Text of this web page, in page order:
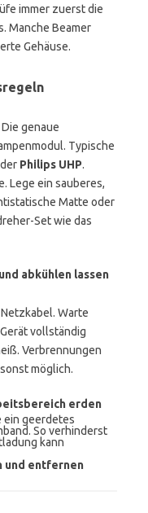
immer zuerst die
Manche Beamer
Gehäuse.
genaue
Typische
Philips UHP.
Lege ein sauberes,
Matte oder
Set wie das
abkühlen lassen
Warte
vollständig
Verbrennungen
möglich.
erden
ein geerdetes
So verhinderst
kann
und entfernen